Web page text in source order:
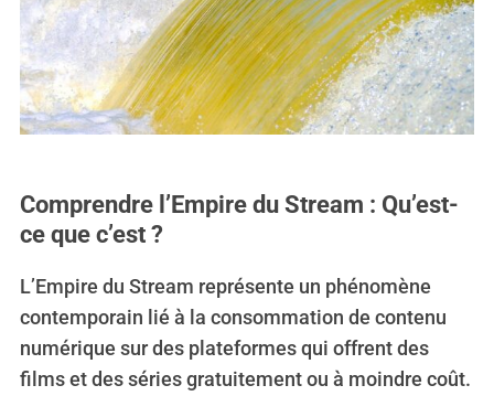
Comprendre l’Empire du Stream : Qu’est-
ce que c’est ?
L’Empire du Stream représente un phénomène
contemporain lié à la consommation de contenu
numérique sur des plateformes qui offrent des
films et des séries gratuitement ou à moindre coût.